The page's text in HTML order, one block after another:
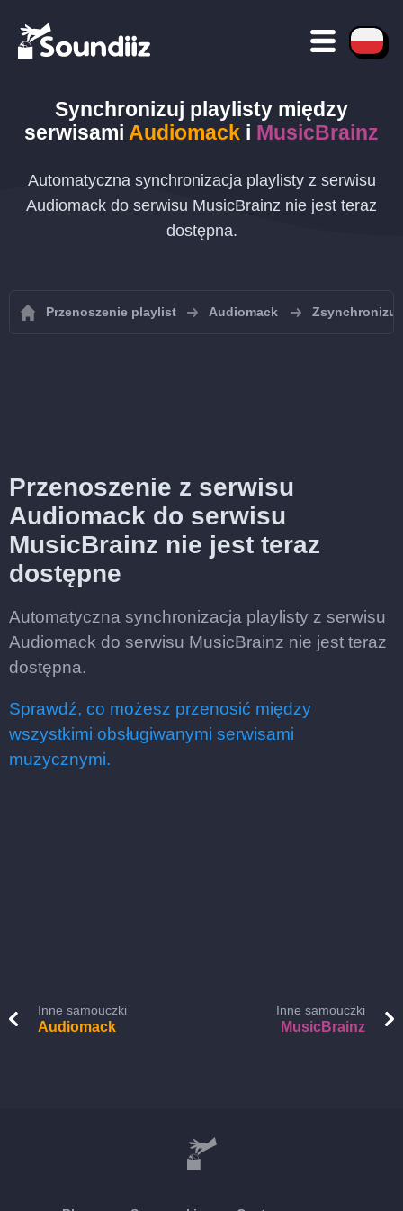
Synchronizuj playlisty między
serwisami Audiomack i MusicBrainz
Automatyczna synchronizacja playlisty z serwisu
Audiomack do serwisu MusicBrainz nie jest teraz
dostępna.
Przenoszenie playlist Audiomack
Przenoszenie z serwisu
Audiomack do serwisu
MusicBrainz nie jest teraz
dostępne
Automatyczna synchronizacja playlisty z serwisu
Audiomack do serwisu MusicBrainz nie jest teraz
dostępna.
Sprawdź, co możesz przenosić między
wszystkimi obsługiwanymi serwisami
muzycznymi.
Inne samouczki
Audiomack
Inne samouczki
MusicBrainz